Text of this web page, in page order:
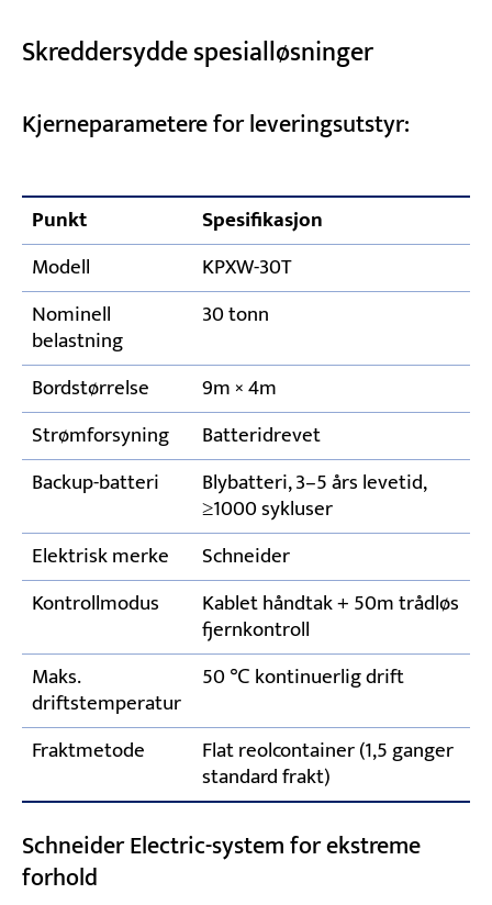
Skreddersydde spesialløsninger
Kjerneparametere for leveringsutstyr:
Punkt
Spesifikasjon
Modell
KPXW-30T
Nominell
belastning
30 tonn
Bordstørrelse
9m × 4m
Strømforsyning
Batteridrevet
Backup-batteri
Blybatteri, 3–5 års levetid,
≥1000 sykluser
Elektrisk merke
Schneider
Kontrollmodus
Kablet håndtak + 50m trådløs
fjernkontroll
Maks.
driftstemperatur
50 ℃ kontinuerlig drift
Fraktmetode Flat reolcontainer (1,5 ganger
standard frakt)
Schneider Electric-system for ekstreme
forhold